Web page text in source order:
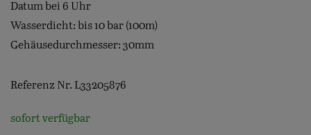
Datum bei 6 Uhr
Wasserdicht: bis 10 bar (100m)
Gehäusedurchmesser: 30mm
Referenz Nr. L33205876
sofort verfügbar